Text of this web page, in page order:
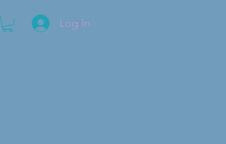
Log In